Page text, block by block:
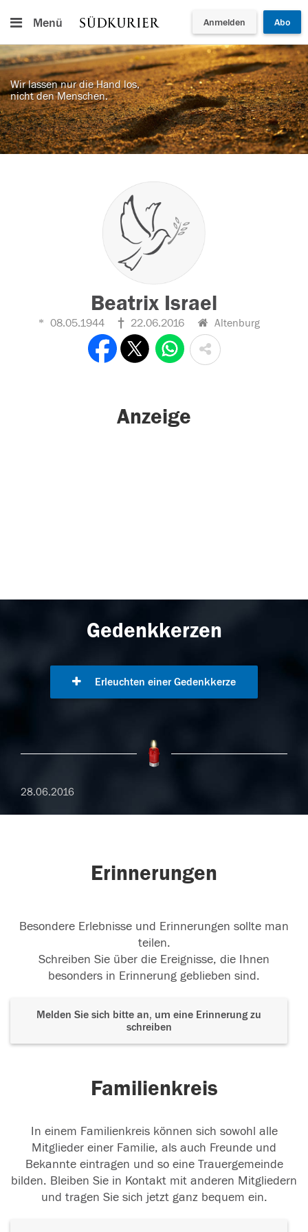
Menü Anmelden Abo
Wir lassen nur die Hand los,
nicht den Menschen.
Beatrix Israel
08.05.1944 22.06.2016 Altenburg
Anzeige
Gedenkkerzen
Erleuchten einer Gedenkkerze
28.06.2016
Erinnerungen
Besondere Erlebnisse und Erinnerungen sollte man
teilen.
Schreiben Sie über die Ereignisse, die Ihnen
besonders in Erinnerung geblieben sind.
Melden Sie sich bitte an, um eine Erinnerung zu
schreiben
Familienkreis
In einem Familienkreis können sich sowohl alle
Mitglieder einer Familie, als auch Freunde und
Bekannte eintragen und so eine Trauergemeinde
bilden. Bleiben Sie in Kontakt mit anderen Mitgliedern
und tragen Sie sich jetzt ganz bequem ein.